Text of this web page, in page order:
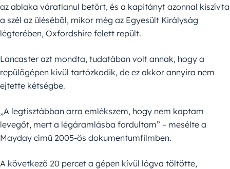
az ablaka váratlanul betört, és a kapitányt azonnal kiszívta
a szél az üléséből, mikor még az Egyesült Királyság
légterében, Oxfordshire felett repült.
Lancaster azt mondta, tudatában volt annak, hogy a
repülőgépen kívül tartózkodik, de ez akkor annyira nem
ejtette kétségbe.
„A legtisztábban arra emlékszem, hogy nem kaptam
levegőt, mert a légáramlásba fordultam” – mesélte a
Mayday című 2005-ös dokumentumfilmben.
A következő 20 percet a gépen kívül lógva töltötte,